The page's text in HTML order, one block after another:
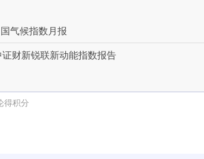
气候指数月报
财新锐联新动能指数报告
得积分